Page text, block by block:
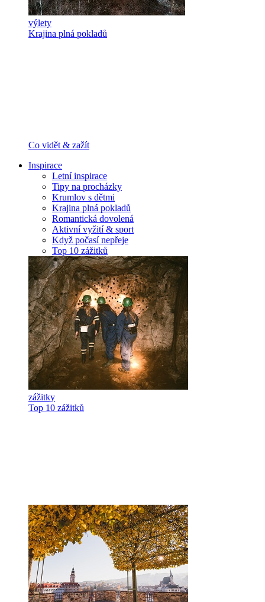
výlety
Krajina plná pokladů
Co vidět & zažít
Inspirace
Letní inspirace
Tipy na procházky
Krumlov s dětmi
Krajina plná pokladů
Romantická dovolená
Aktivní vyžití & sport
Když počasí nepřeje
Top 10 zážitků
zážitky
Top 10 zážitků